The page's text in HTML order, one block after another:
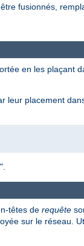
fusionnés,
en les plaçant
leur placement
têtes de requête
sur le réseau.